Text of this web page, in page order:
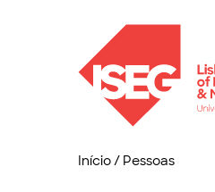
Início/ Pessoas